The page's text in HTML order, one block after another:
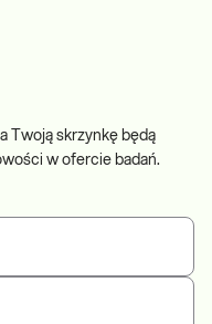
Twoją skrzynkę będą
w ofercie badań.